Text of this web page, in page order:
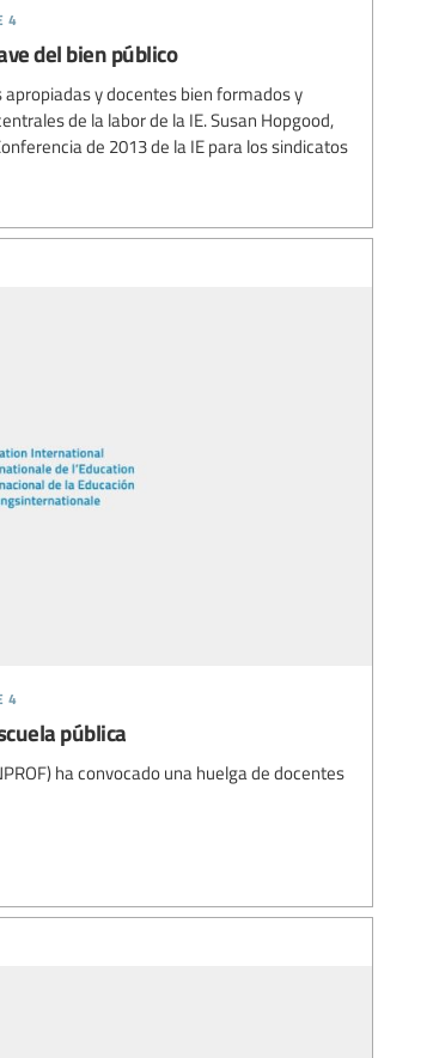
4
del bien público
y docentes bien formados y
de la labor de la IE. Susan Hopgood,
de 2013 de la IE para los sindicatos
4
pública
ha convocado una huelga de docentes